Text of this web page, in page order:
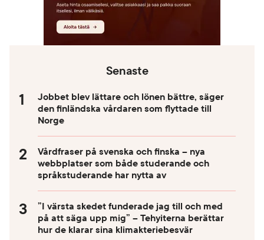
Senaste
Jobbet blev lättare och lönen bättre, säger
den finländska vårdaren som flyttade till
Norge
Vårdfraser på svenska och finska – nya
webbplatser som både studerande och
språkstuderande har nytta av
”I värsta skedet funderade jag till och med
på att säga upp mig” – Tehyiterna berättar
hur de klarar sina klimakteriebesvär